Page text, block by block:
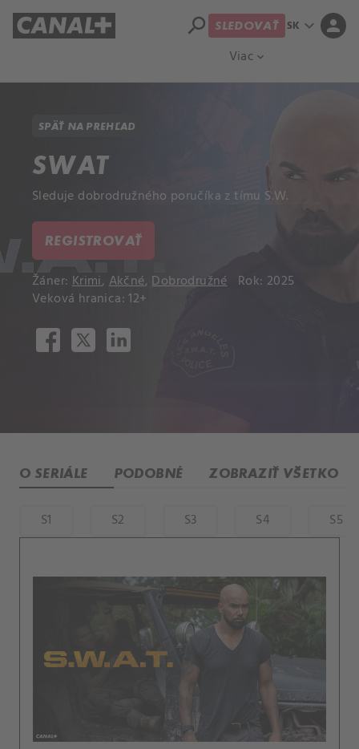
Viac expand_more
search SLEDOVAŤ SK expand_more person
SPÄŤ NA PREHĽAD
SWAT
Sleduje dobrodružného poručíka z tímu S.W.
REGISTROVAŤ
Žáner: Krimi, Akčné,Dobrodružné Rok: 2025
Veková hranica: 12+
O SERIÁLE PODOBNÉ ZOBRAZIŤ VŠETKO
S1 S2 S3 S4 S5